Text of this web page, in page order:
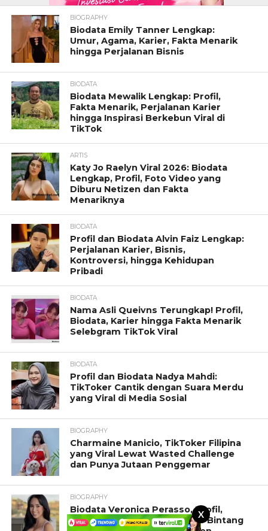
X
BIOGRAPHY
Biodata Emily Tanner Lengkap:
Umur, Agama, Karier, Fakta Menarik
hingga Perjalanan Bisnis
BIODATA
Biodata Mewalik Lengkap: Profil,
Fakta Menarik, Perjalanan Karier
hingga Inspirasi Berkebun Viral di
TikTok
ARTIS
Katy Jo Raelyn Viral 2026: Biodata
Lengkap, Profil, Foto Video yang
Diburu Netizen dan Fakta
Menariknya
BIODATA
Profil dan Biodata Alvin Faiz Lengkap:
Perjalanan Karier, Bisnis,
Kontroversi, hingga Kehidupan
Pribadi
BIODATA
Nama Asli Queivns Terungkap! Profil,
Biodata, Karier hingga Fakta Menarik
Selebgram TikTok Viral
BIODATA
Profil dan Biodata Nadya Mahdi:
TikToker Cantik dengan Suara Merdu
yang Viral di Media Sosial
BIOGRAPHY
Charmaine Manicio, TikToker Filipina
yang Viral Lewat Wasted Challenge
dan Punya Jutaan Penggemar
BIOGRAPHY
Biodata Veronica Perasso, Profil,
Umur, Karier, Video dan Foto Bintang